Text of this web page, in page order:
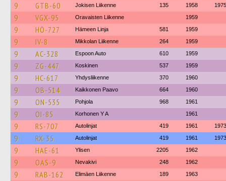
9 GTB-60 Jokisen Liikenne 135 1958 1975
9 VGX-95 Oravaisten Liikenne 1959
9 HÖ-727 Hämeen Linja 581 1959
9 IV-8 Mikkolan Liikenne 264 1959
9 AC-328 Espoon Auto 610 1959
9 ZG-447 Koskinen 537 1959
9 HC-617 Yhdysliikenne 370 1960
9 OB-514 Kaikkonen Paavo 664 1960
9 ON-535 Pohjola 968 1961
9 OI-85 Korhonen Y A 1961
9 RS-707 Autolinjat 419 1961 1973
9 RX-35 Autolinjat 419 1961 1973
9 HAE-61 Ylisen 2205 1962
9 OAS-9 Nevakivi 248 1962
9 RAB-162 Elimäen Liikenne 189 1963